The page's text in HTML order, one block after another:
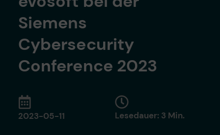
Siemens
Cybersecurity
Conference 2023
2023-05-11 Lesedauer: 3 Min.